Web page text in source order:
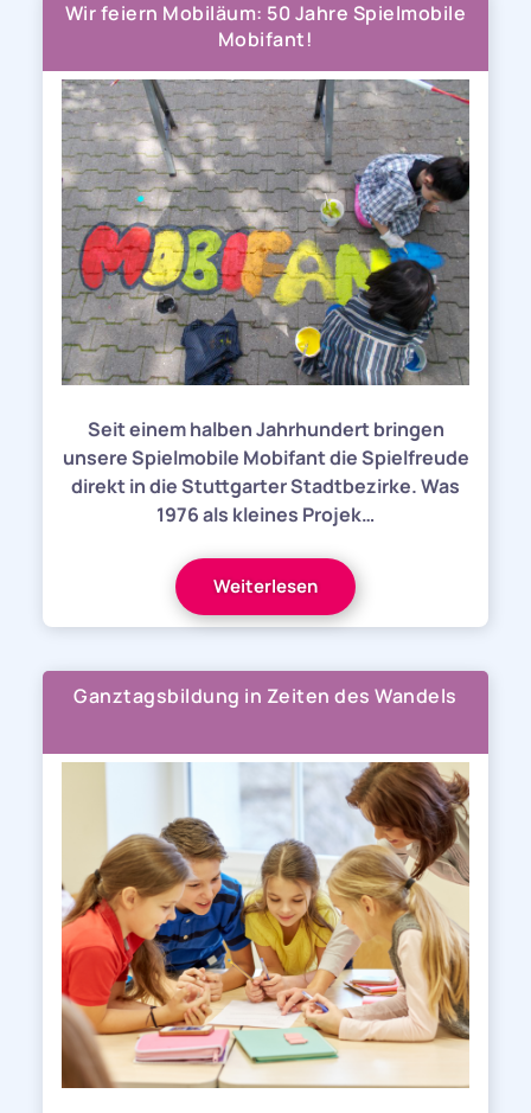
Wir feiern Mobiläum: 50 Jahre Spielmobile
Mobifant!
Seit einem halben Jahrhundert bringen
unsere Spielmobile Mobifant die Spielfreude
direkt in die Stuttgarter Stadtbezirke. Was
1976 als kleines Projek…
Weiterlesen
Ganztagsbildung in Zeiten des Wandels